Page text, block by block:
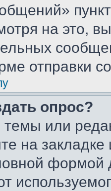
на это,
отправки
опрос?
или
на
формой